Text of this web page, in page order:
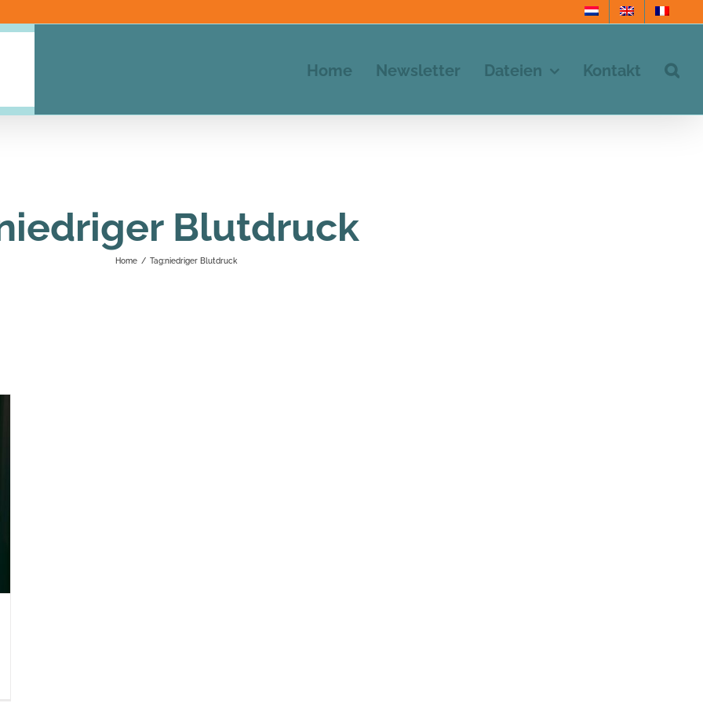
Home Newsletter Dateien Kontakt
Blutdruck
Home / Tag:niedriger Blutdruck